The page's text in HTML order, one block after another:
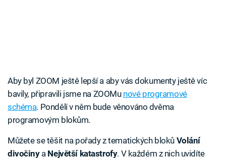
Aby byl ZOOM ještě lepší a aby vás dokumenty ještě víc
bavily, připravili jsme na ZOOMu nové programové
schéma. Pondělí v něm bude věnováno dvěma
programovým blokům.
Můžete se těšit na pořady z tematických bloků Volání
divočinya Největší katastrofy. V každém z nich uvidíte